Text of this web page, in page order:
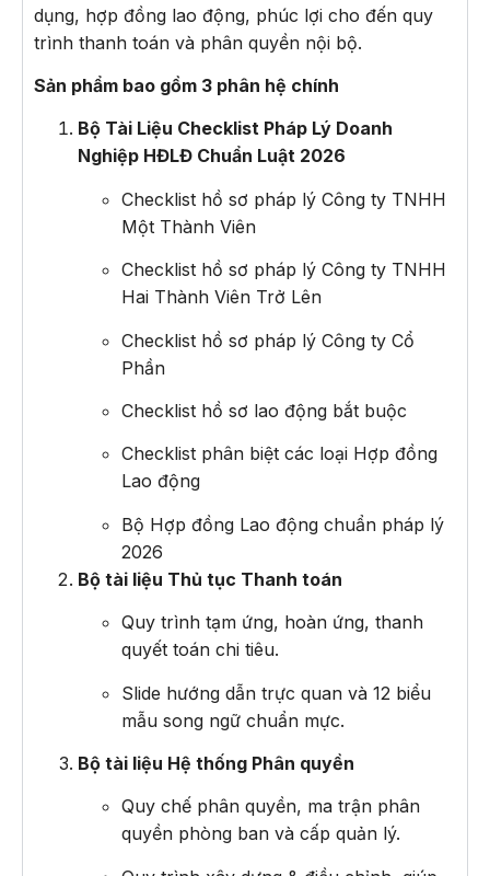
dụng, hợp đồng lao động, phúc lợi cho đến quy
trình thanh toán và phân quyền nội bộ.
Sản phẩm bao gồm 3 phân hệ chính
Bộ Tài Liệu Checklist Pháp Lý Doanh
Nghiệp HĐLĐ Chuẩn Luật 2026
Checklist hồ sơ pháp lý Công ty TNHH
Một Thành Viên
Checklist hồ sơ pháp lý Công ty TNHH
Hai Thành Viên Trở Lên
Checklist hồ sơ pháp lý Công ty Cổ
Phần
Checklist hồ sơ lao động bắt buộc
Checklist phân biệt các loại Hợp đồng
Lao động
Bộ Hợp đồng Lao động chuẩn pháp lý
2026
Bộ tài liệu Thủ tục Thanh toán
Quy trình tạm ứng, hoàn ứng, thanh
quyết toán chi tiêu.
Slide hướng dẫn trực quan và 12 biểu
mẫu song ngữ chuẩn mực.
Bộ tài liệu Hệ thống Phân quyền
Quy chế phân quyền, ma trận phân
quyền phòng ban và cấp quản lý.